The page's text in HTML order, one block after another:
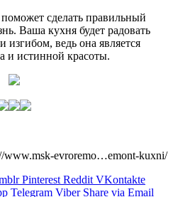
сделать правильный
Ваша кухня будет радовать
ведь она является
и истинной красоты.
www.msk-evroremo…emont-kuxni/
Pinterest Reddit VKontakte
Telegram Viber Share via Email